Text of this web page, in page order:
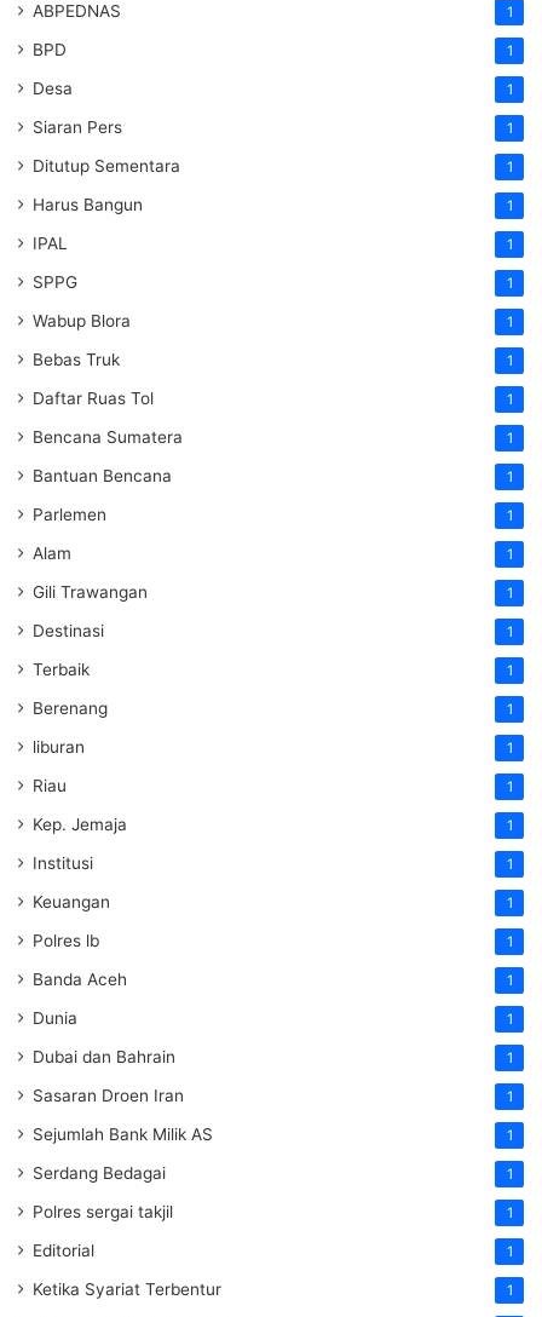
ABPEDNAS 1
BPD 1
Desa 1
Siaran Pers 1
Ditutup Sementara 1
Harus Bangun 1
IPAL 1
SPPG 1
Wabup Blora 1
Bebas Truk 1
Daftar Ruas Tol 1
Bencana Sumatera 1
Bantuan Bencana 1
Parlemen 1
Alam 1
Gili Trawangan 1
Destinasi 1
Terbaik 1
Berenang 1
liburan 1
Riau 1
Kep. Jemaja 1
Institusi 1
Keuangan 1
Polres lb 1
Banda Aceh 1
Dunia 1
Dubai dan Bahrain 1
Sasaran Droen Iran 1
Sejumlah Bank Milik AS 1
Serdang Bedagai 1
Polres sergai takjil 1
Editorial 1
Ketika Syariat Terbentur 1